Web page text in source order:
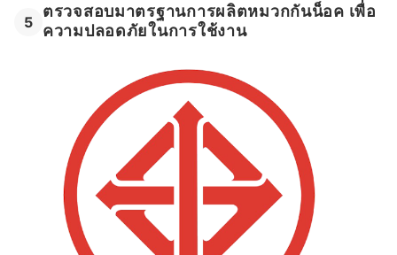
5
ตรวจสอบมาตรฐานการผลิตหมวกกันน็อค เพื่อ
ความปลอดภัยในการใช้งาน